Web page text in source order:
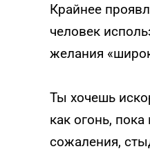
Крайнее
человек
желания
Ты хочешь
как огонь,
сожаления,